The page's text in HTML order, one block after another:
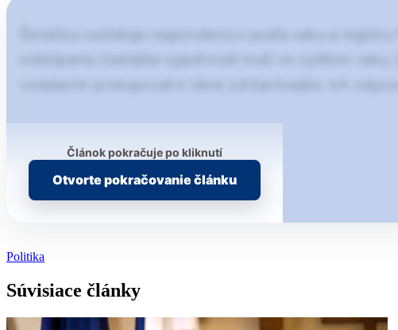
Článok pokračuje po kliknutí
Otvorte pokračovanie článku
Politika
Súvisiace články